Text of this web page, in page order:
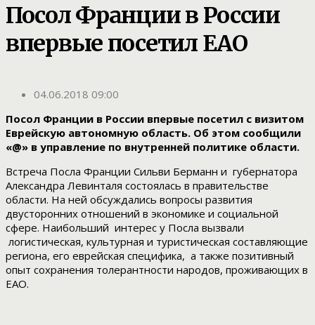
Посол Франции в России
впервые посетил ЕАО
04.06.2018 09:00
Посол Франции в России впервые посетил с визитом
Еврейскую автономную область. Об этом сообщили
«@» в управление по внутренней политике области.
Встреча Посла Франции Сильви Берманн и губернатора
Александра Левинталя состоялась в правительстве
области. На ней обсуждались вопросы развития
двусторонних отношений в экономике и социальной
сфере. Наибольший интерес у Посла вызвали
логистическая, культурная и туристическая составляющие
региона, его еврейская специфика, а также позитивный
опыт сохранения толерантности народов, проживающих в
ЕАО.